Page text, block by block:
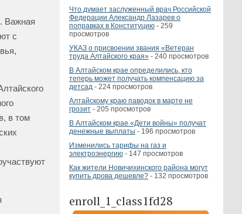
Что думает заслуженный врач Российской
Федерации Александр Лазарев о
поправках в Конституцию- 259
просмотров
УКАЗ о присвоении звания «Ветеран
труда Алтайского края»- 240 просмотров
В Алтайском крае определились, кто
теперь может получать компенсацию за
детсад- 224 просмотров
Алтайскому краю паводок в марте не
грозит- 205 просмотров
В Алтайском крае «Дети войны» получат
денежные выплаты - 196 просмотров
Изменились тарифы на газ и
электроэнергию- 147 просмотров
Как жители Новичихинского района могут
купить дрова дешевле?- 132 просмотров
enroll_1_class1fd28
Важная
с
в том